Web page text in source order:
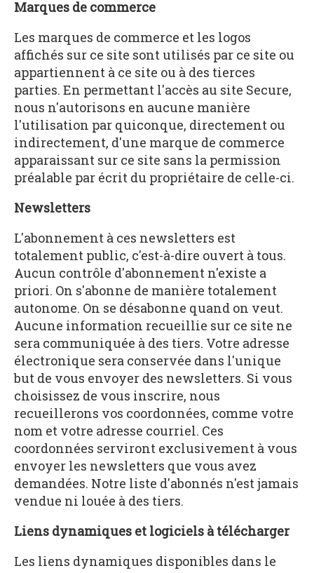
Marques de commerce
Les marques de commerce et les logos
affichés sur ce site sont utilisés par ce site ou
appartiennent à ce site ou à des tierces
parties. En permettant l'accès au site Secure,
nous n'autorisons en aucune manière
l'utilisation par quiconque, directement ou
indirectement, d'une marque de commerce
apparaissant sur ce site sans la permission
préalable par écrit du propriétaire de celle-ci.
Newsletters
L'abonnement à ces newsletters est
totalement public, c'est-à-dire ouvert à tous.
Aucun contrôle d'abonnement n'existe a
priori. On s'abonne de manière totalement
autonome. On se désabonne quand on veut.
Aucune information recueillie sur ce site ne
sera communiquée à des tiers. Votre adresse
électronique sera conservée dans l'unique
but de vous envoyer des newsletters. Si vous
choisissez de vous inscrire, nous
recueillerons vos coordonnées, comme votre
nom et votre adresse courriel. Ces
coordonnées serviront exclusivement à vous
envoyer les newsletters que vous avez
demandées. Notre liste d'abonnés n'est jamais
vendue ni louée à des tiers.
Liens dynamiques et logiciels à télécharger
Les liens dynamiques disponibles dans le